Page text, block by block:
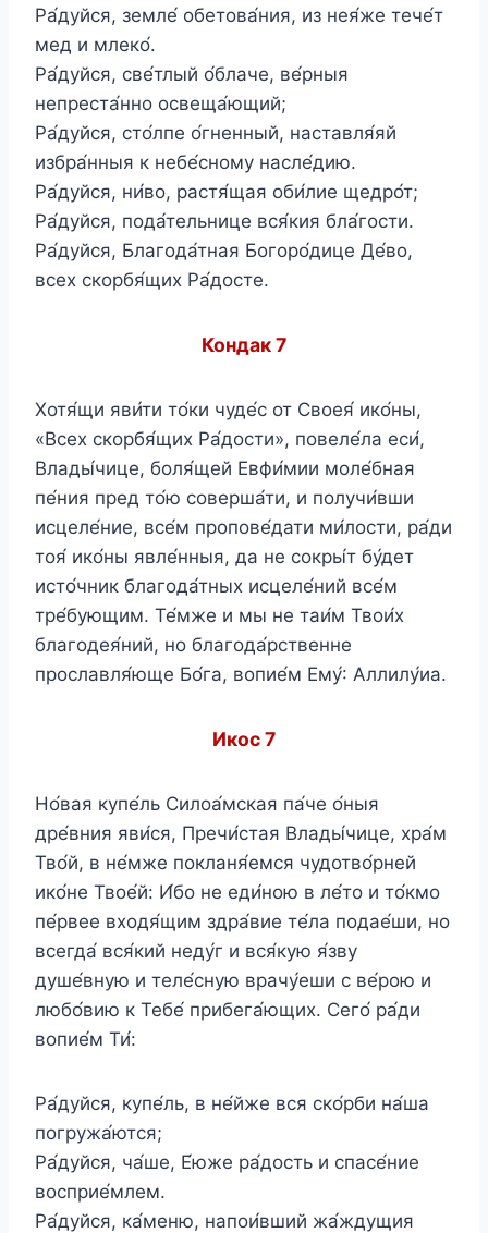
Ра́дуйся, земле́ обетова́ния, из нея́же тече́т
мед и млеко́.
Ра́дуйся, све́тлый о́блаче, ве́рныя
непреста́нно освеща́ющий;
Ра́дуйся, сто́лпе о́гненный, наставля́яй
избра́нныя к небе́сному насле́дию.
Ра́дуйся, ни́во, растя́щая оби́лие щедро́т;
Ра́дуйся, пода́тельнице вся́кия бла́гости.
Ра́дуйся, Благода́тная Богоро́дице Де́во,
всех скорбя́щих Ра́досте.
Кондак 7
Хотя́щи яви́ти то́ки чуде́с от Своея́ ико́ны,
«Всех скорбя́щих Ра́дости», повеле́ла еси́,
Влады́чице, боля́щей Евфи́мии моле́бная
пе́ния пред то́ю соверша́ти, и получи́вши
исцеле́ние, все́м пропове́дати ми́лости, ра́ди
тоя́ ико́ны явле́нныя, да не сокры́т бу́дет
исто́чник благода́тных исцеле́ний все́м
тре́бующим. Те́мже и мы не таи́м Твои́х
благодея́ний, но благода́рственне
прославля́юще Бо́га, вопие́м Ему́: Аллилу́иа.
Икос 7
Но́вая купе́ль Силоа́мская па́че о́ныя
дре́вния яви́ся, Пречи́стая Влады́чице, хра́м
Тво́й, в не́мже покланя́емся чудотво́рней
ико́не Твое́й: И́бо не еди́ною в ле́то и то́кмо
пе́рвее входя́щим здра́вие те́ла подае́ши, но
всегда́ вся́кий неду́г и вся́кую я́зву
душе́вную и теле́сную врачу́еши с ве́рою и
любо́вию к Тебе́ прибега́ющих. Сего́ ра́ди
вопие́м Ти́:
Ра́дуйся, купе́ль, в не́йже вся ско́рби на́ша
погружа́ются;
Ра́дуйся, ча́ше, Е́юже ра́дость и спасе́ние
восприе́млем.
Ра́дуйся, ка́меню, напои́вший жа́ждущия